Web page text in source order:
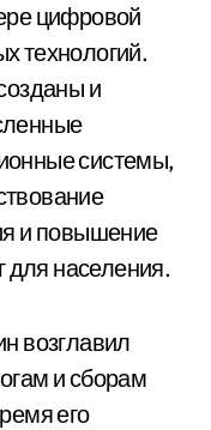
цифровой
технологий.
и
системы,
и повышение
для населения.
возглавил
и сборам
его